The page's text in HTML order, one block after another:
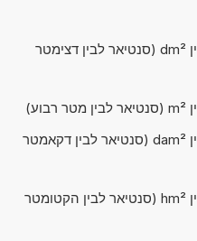
מחשבון: להמיר בין ca לבין dm² (סנטיאר לבין דצימטר
מחשבון: להמיר בין ca לבין dam² (סנטיאר לבין דקאמטר ​
מחשבון: להמיר בין ca לבין hm² (סנטיאר לבין הקטומטר ​